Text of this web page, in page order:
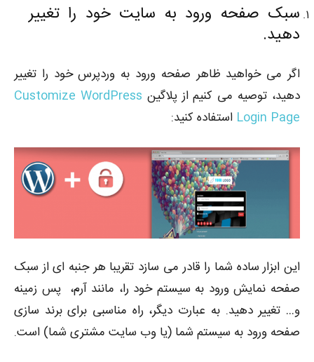
سبک صفحه ورود به سایت خود را تغییر
دهید.
اگر می خواهید ظاهر صفحه ورود به وردپرس خود را تغییر
دهید، توصیه می کنیم از پلاگین Customize WordPress
Login Page استفاده کنید:
این ابزار ساده شما را قادر می سازد تقریبا هر جنبه ای از سبک
صفحه نمایش ورود به سیستم خود را، مانند آرم، پس زمینه
و… تغییر دهید. به عبارت دیگر، راه مناسبی برای برند سازی
صفحه ورود به سیستم شما (یا وب سایت مشتری شما) است.